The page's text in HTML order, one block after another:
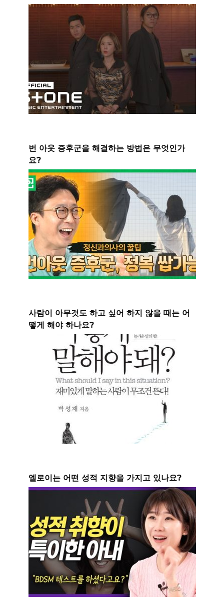
번 아웃 증후군을 해결하는 방법은 무엇인가
요?
사람이 아무것도 하고 싶어 하지 않을 때는 어
떻게 해야 하나요?
엘로이는 어떤 성적 지향을 가지고 있나요?